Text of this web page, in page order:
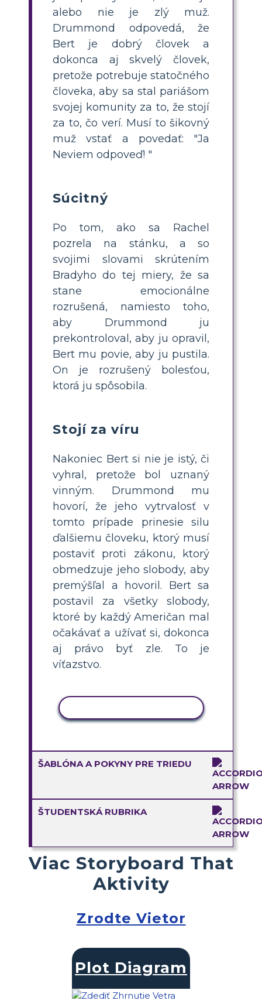
alebo nie je zlý muž.
Drummond odpovedá, že
Bert je dobrý človek a
dokonca aj skvelý človek,
pretože potrebuje statočného
človeka, aby sa stal pariášom
svojej komunity za to, že stojí
za to, čo verí. Musí to šikovný
muž vstať a povedať: "Ja
Neviem odpoveď! "
Súcitný
Po tom, ako sa Rachel
pozrela na stánku, a so
svojimi slovami skrútením
Bradyho do tej miery, že sa
stane emocionálne
rozrušená, namiesto toho,
aby Drummond ju
prekontroloval, aby ju opravil,
Bert mu povie, aby ju pustila.
On je rozrušený bolesťou,
ktorá ju spôsobila.
Stojí za víru
Nakoniec Bert si nie je istý, či
vyhral, ​​pretože bol uznaný
vinným. Drummond mu
hovorí, že jeho vytrvalosť v
tomto prípade prinesie silu
ďalšiemu človeku, ktorý musí
postaviť proti zákonu, ktorý
obmedzuje jeho slobody, aby
premýšľal a hovoril. Bert sa
postavil za všetky slobody,
ktoré by každý Američan mal
očakávať a užívať si, dokonca
aj právo byť zle. To je
víťazstvo.
ŠABLÓNA A POKYNY PRE TRIEDU
ŠTUDENTSKÁ RUBRIKA
Viac Storyboard That
Aktivity
Zrodte Vietor
Plot Diagram